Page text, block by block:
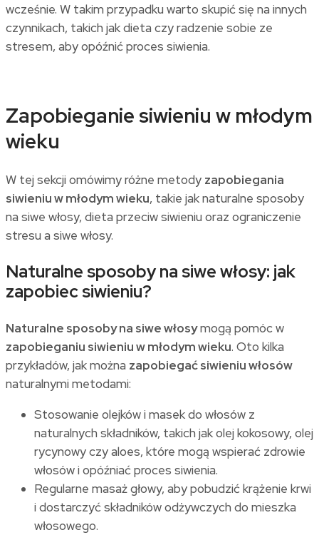
wcześnie. W takim przypadku warto skupić się na innych
czynnikach, takich jak dieta czy radzenie sobie ze
stresem, aby opóźnić proces siwienia.
Zapobieganie siwieniu w młodym
wieku
W tej sekcji omówimy różne metody zapobiegania
siwieniu w młodym wieku, takie jak naturalne sposoby
na siwe włosy, dieta przeciw siwieniu oraz ograniczenie
stresu a siwe włosy.
Naturalne sposoby na siwe włosy: jak
zapobiec siwieniu?
Naturalne sposoby na siwe włosymogą pomóc w
zapobieganiu siwieniu w młodym wieku. Oto kilka
przykładów, jak można zapobiegać siwieniu włosów
naturalnymi metodami:
Stosowanie olejków i masek do włosów z
naturalnych składników, takich jak olej kokosowy, olej
rycynowy czy aloes, które mogą wspierać zdrowie
włosów i opóźniać proces siwienia.
Regularne masaż głowy, aby pobudzić krążenie krwi
i dostarczyć składników odżywczych do mieszka
włosowego.